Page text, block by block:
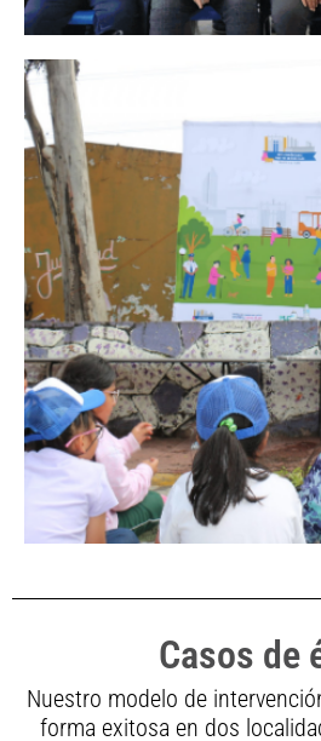
Red
La iniciativa comunitaria más
la capital mexiquense, con 3
intervenido, en beneficio de
de la zona
Red
territorio intervenido que
oriente de Naucalpan y
Casos de
Nuestro modelo de
forma exitosa en dos